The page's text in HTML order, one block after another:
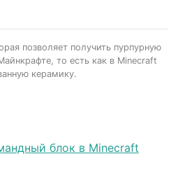
позволяет получить пурпурную
то есть как в Minecraft
керамику.